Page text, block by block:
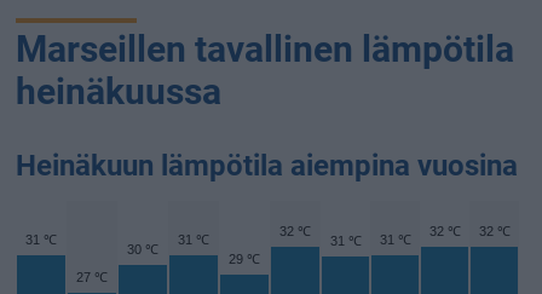
Marseillen tavallinen lämpötila
heinäkuussa
Heinäkuun lämpötila aiempina vuosina
31 ℃
27 ℃
30 ℃
31 ℃
29 ℃
32 ℃
31 ℃ 31 ℃
32 ℃ 32 ℃